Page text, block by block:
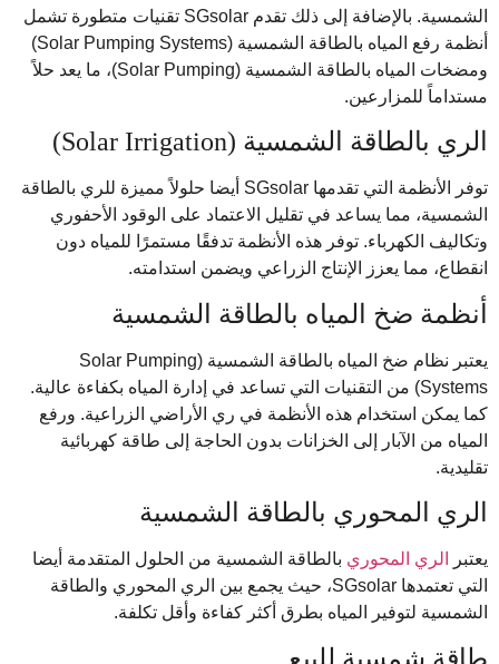
الشمسية. بالإضافة إلى ذلك تقدم SGsolar تقنيات متطورة تشمل
أنظمة رفع المياه بالطاقة الشمسية (Solar Pumping Systems)
ومضخات المياه بالطاقة الشمسية (Solar Pumping)، ما يعد حلاً
مستداماً للمزارعين.
الري بالطاقة الشمسية (Solar Irrigation)
توفر الأنظمة التي تقدمها SGsolar أيضا حلولاً مميزة للري بالطاقة
الشمسية، مما يساعد في تقليل الاعتماد على الوقود الأحفوري
وتكاليف الكهرباء. توفر هذه الأنظمة تدفقًا مستمرًا للمياه دون
انقطاع، مما يعزز الإنتاج الزراعي ويضمن استدامته.
أنظمة ضخ المياه بالطاقة الشمسية
يعتبر نظام ضخ المياه بالطاقة الشمسية (Solar Pumping
Systems) من التقنيات التي تساعد في إدارة المياه بكفاءة عالية.
كما يمكن استخدام هذه الأنظمة في ري الأراضي الزراعية. ورفع
المياه من الآبار إلى الخزانات بدون الحاجة إلى طاقة كهربائية
تقليدية.
الري المحوري بالطاقة الشمسية
يعتبر الري المحوري بالطاقة الشمسية من الحلول المتقدمة أيضا
التي تعتمدها SGsolar، حيث يجمع بين الري المحوري والطاقة
الشمسية لتوفير المياه بطرق أكثر كفاءة وأقل تكلفة.
طاقة شمسية للبيع